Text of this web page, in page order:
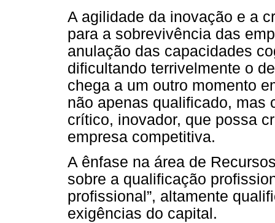
A agilidade da inovação e a
para a sobrevivência das
anulação das capacidades
dificultando terrivelmente o
chega a um outro momento
não apenas qualificado, mas
crítico, inovador, que possa
empresa competitiva.
A ênfase na área de
sobre a qualificação
profissional”, altamente
exigências do capital.